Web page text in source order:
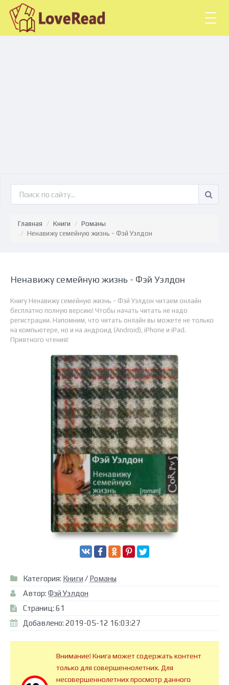
Главная Книги
Романы
Ненавижу семейную жизнь - Фэй Уэлдон
Ненавижу семейную жизнь - Фэй Уэлдон
Книгу Ненавижу семейную жизнь - Фэй Уэлдон читаем онлайн
бесплатно полную версию! Чтобы начать читать не надо
регистрации. Напомним, что читать онлайн вы можете не только
на компьютере, но и на андроид (Android), iPhone и iPad.
Приятного чтения!
Категория: Книги / Романы
Автор: Фэй Уэлдон
Страниц: 61
Добавлено: 2019-05-12 16:03:27
Внимание! Книга может содержать контент
только для совершеннолетних. Для
несовершеннолетних просмотр данного